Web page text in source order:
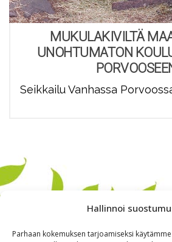
Hallinnoi
Parhaan kokemuksen tarjoamiseksi
MUKULAKIVILTÄ
UNOHTUMATON
Seikkailu Vanhassa